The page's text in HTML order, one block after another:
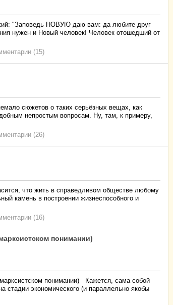
"Заповедь НОВУЮ даю вам: да любите друг
нужен и Новый человек! Человек отошедший от
(15)
сюжетов о таких серьёзных вещах, как
непростым вопросам. Ну, там, к примеру,
(26)
что жить в справедливом обществе любому
камень в построении жизнеспособного и
(16)
понимании)
понимании) Кажется, сама собой
стадии экономического (и параллельно якобы